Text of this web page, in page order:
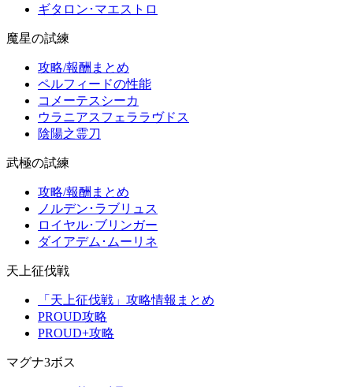
ギタロン･マエストロ
魔星の試練
攻略/報酬まとめ
ペルフィードの性能
コメーテスシーカ
ウラニアスフェララヴドス
陰陽之霊刀
武極の試練
攻略/報酬まとめ
ノルデン･ラブリュス
ロイヤル･ブリンガー
ダイアデム･ムーリネ
天上征伐戦
「天上征伐戦」攻略情報まとめ
PROUD攻略
PROUD+攻略
マグナ3ボス